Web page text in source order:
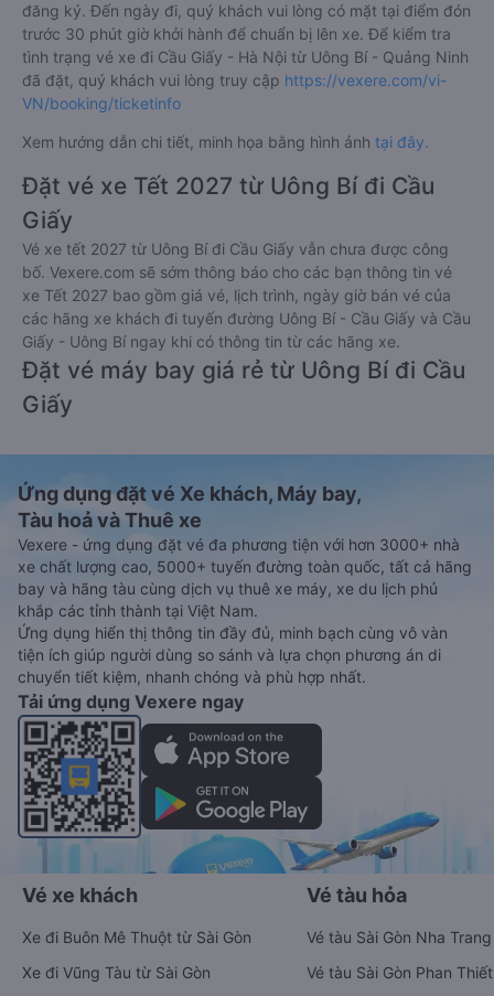
đăng ký. Đến ngày đi, quý khách vui lòng có mặt tại điểm đón
trước 30 phút giờ khởi hành để chuẩn bị lên xe. Để kiểm tra
tình trạng vé xe đi Cầu Giấy - Hà Nội từ Uông Bí - Quảng Ninh
đã đặt, quý khách vui lòng truy cập https://vexere.com/vi-
VN/booking/ticketinfo
Xem hướng dẫn chi tiết, minh họa bằng hình ảnh tại đây.
Đặt vé xe Tết 2027 từ Uông Bí đi Cầu
Giấy
Vé xe tết 2027 từ Uông Bí đi Cầu Giấy vẫn chưa được công
bố. Vexere.com sẽ sớm thông báo cho các bạn thông tin vé
xe Tết 2027 bao gồm giá vé, lịch trình, ngày giờ bán vé của
các hãng xe khách đi tuyến đường Uông Bí - Cầu Giấy và Cầu
Giấy - Uông Bí ngay khi có thông tin từ các hãng xe.
Đặt vé máy bay giá rẻ từ Uông Bí đi Cầu
Giấy
Ứng dụng đặt vé Xe khách, Máy bay,
Tàu hoả và Thuê xe
Vexere - ứng dụng đặt vé đa phương tiện với hơn 3000+ nhà
xe chất lượng cao, 5000+ tuyến đường toàn quốc, tất cả hãng
bay và hãng tàu cùng dịch vụ thuê xe máy, xe du lịch phủ
khắp các tỉnh thành tại Việt Nam.
Ứng dụng hiển thị thông tin đầy đủ, minh bạch cùng vô vàn
tiện ích giúp người dùng so sánh và lựa chọn phương án di
chuyển tiết kiệm, nhanh chóng và phù hợp nhất.
Tải ứng dụng Vexere ngay
Vé xe khách
Xe đi Buôn Mê Thuột từ Sài Gòn
Xe đi Vũng Tàu từ Sài Gòn
Vé tàu hỏa
Vé tàu Sài Gòn Nha Trang
Vé tàu Sài Gòn Phan Thiết